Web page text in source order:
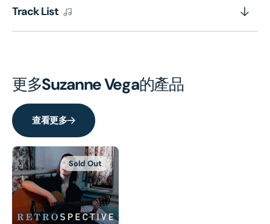
Track List
更多Suzanne Vega的產品
查看更多
Sold Out